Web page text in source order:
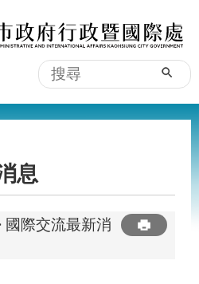
搜
尋
息
國際交流最新消